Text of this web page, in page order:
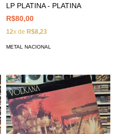
LP PLATINA - PLATINA
R$80,00
12x de R$8,23
METAL NACIONAL